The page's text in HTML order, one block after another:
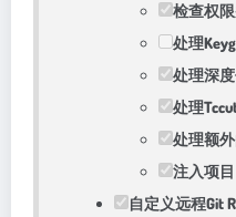
检查权
处理
处理深
处理
处理额
注入项目
自定义远程Git